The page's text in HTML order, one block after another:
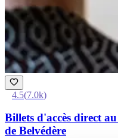
4.5(7.0k)
Billets d'accès direct
de Belvédère